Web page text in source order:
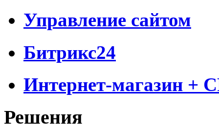
Управление сайтом
Битрикс24
Интернет-магазин +
Решения